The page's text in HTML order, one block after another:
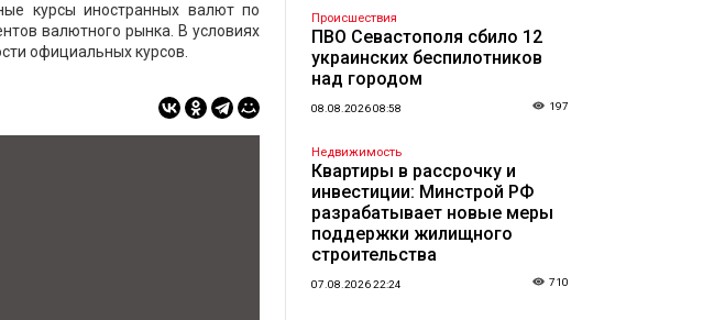
курсы иностранных валют по
валютного рынка. В условиях
официальных курсов.
Происшествия
ПВО Севастополя сбило 12
украинских беспилотников
над городом
08.08.2026 08:58 197
Недвижимость
Квартиры в рассрочку и
инвестиции: Минстрой РФ
разрабатывает новые меры
поддержки жилищного
строительства
07.08.2026 22:24 710